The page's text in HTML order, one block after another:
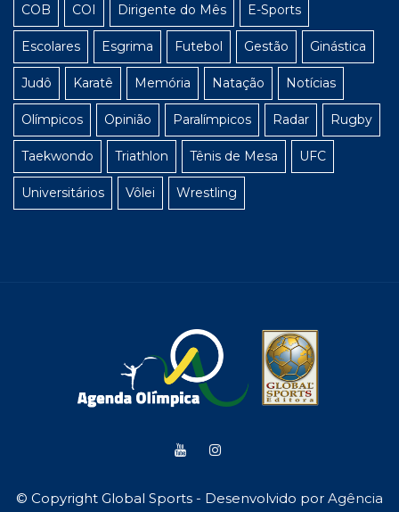
COB COI Dirigente do Mês E-Sports
Escolares Esgrima Futebol Gestão Ginástica
Judô Karatê Memória Natação Notícias
Olímpicos Opinião Paralímpicos Radar Rugby
Taekwondo Triathlon Tênis de Mesa UFC
Universitários Vôlei Wrestling
© Copyright Global Sports - Desenvolvido por Agência